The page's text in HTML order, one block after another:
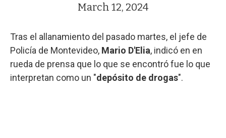
March 12, 2024
Tras el allanamiento del pasado martes, el jefe de
Policía de Montevideo, Mario D'Elia, indicó en en
rueda de prensa que lo que se encontró fue lo que
interpretan como un "depósito de drogas".